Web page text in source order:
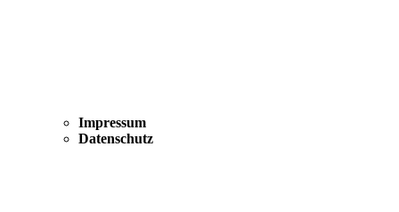
Impressum
Datenschutz